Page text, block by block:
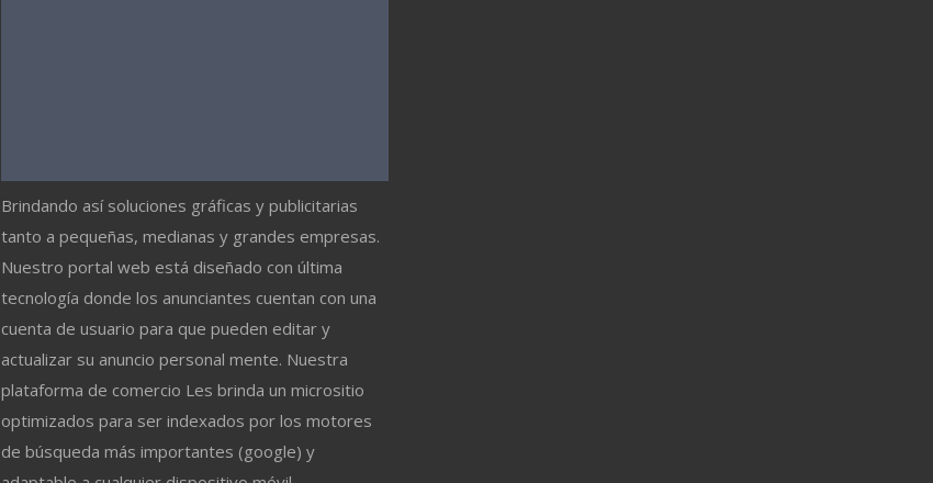
Brindando así soluciones gráficas y publicitarias
tanto a pequeñas, medianas y grandes empresas.
Nuestro portal web está diseñado con última
tecnología donde los anunciantes cuentan con una
cuenta de usuario para que pueden editar y
actualizar su anuncio personal mente. Nuestra
plataforma de comercio Les brinda un micrositio
optimizados para ser indexados por los motores
de búsqueda más importantes (google) y